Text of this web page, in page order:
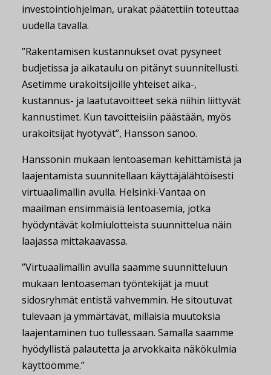
investointiohjelman, urakat päätettiin toteuttaa
uudella tavalla.
”Rakentamisen kustannukset ovat pysyneet
budjetissa ja aikataulu on pitänyt suunnitellusti.
Asetimme urakoitsijoille yhteiset aika-,
kustannus- ja laatutavoitteet sekä niihin liittyvät
kannustimet. Kun tavoitteisiin päästään, myös
urakoitsijat hyötyvät”, Hansson sanoo.
Hanssonin mukaan lentoaseman kehittämistä ja
laajentamista suunnitellaan käyttäjälähtöisesti
virtuaalimallin avulla. Helsinki-Vantaa on
maailman ensimmäisiä lentoasemia, jotka
hyödyntävät kolmiulotteista suunnittelua näin
laajassa mittakaavassa.
”Virtuaalimallin avulla saamme suunnitteluun
mukaan lentoaseman työntekijät ja muut
sidosryhmät entistä vahvemmin. He sitoutuvat
tulevaan ja ymmärtävät, millaisia muutoksia
laajentaminen tuo tullessaan. Samalla saamme
hyödyllistä palautetta ja arvokkaita näkökulmia
käyttöömme.”